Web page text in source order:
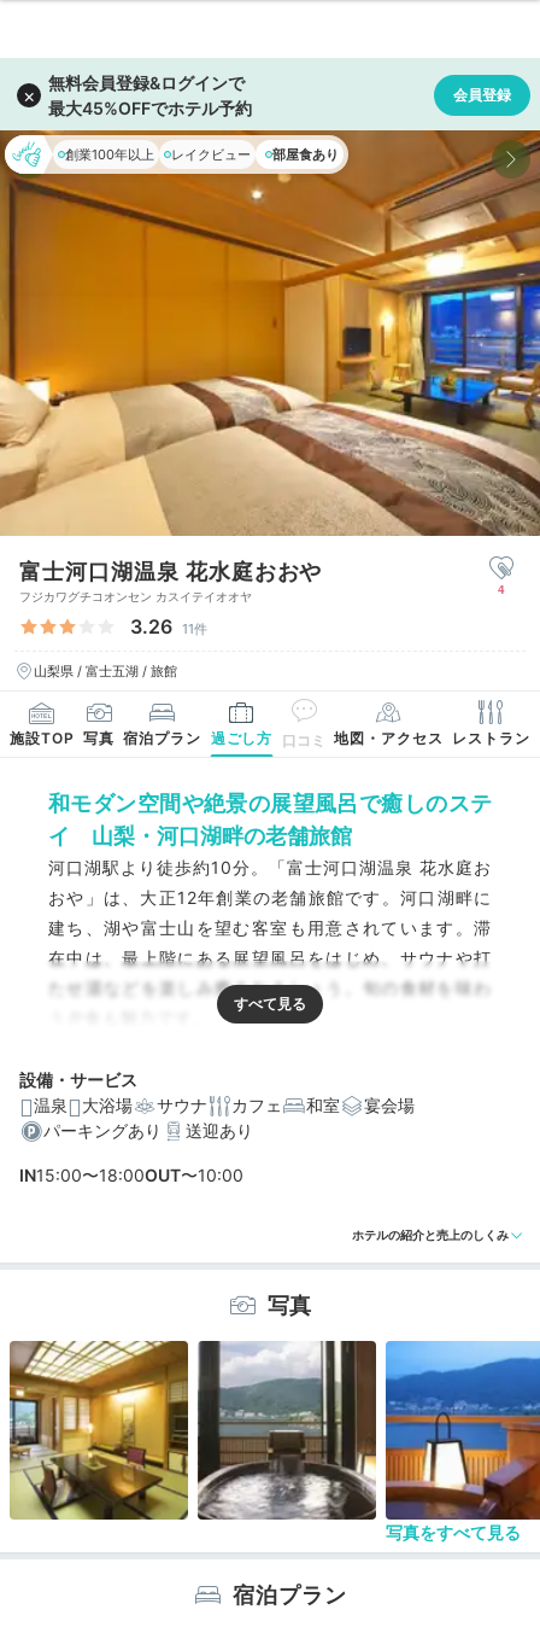
創業100年以上 レイクビュー 部屋食あり
富士河口湖温泉 花水庭おおや
フジカワグチコオンセン カスイテイオオヤ
3.26 11件
山梨県 / 富士五湖 / 旅館
4
施設TOP 写真 宿泊プラン 過ごし方 口コミ 地図・アクセス レストラン
和モダン空間や絶景の展望風呂で癒しのステ
イ 山梨・河口湖畔の老舗旅館
河口湖駅より徒歩約10分。「富士河口湖温泉 花水庭お
おや」は、大正12年創業の老舗旅館です。河口湖畔に
建ち、湖や富士山を望む客室も用意されています。滞
在中は、最上階にある展望風呂をはじめ、サウナや打
たせ湯などを楽しみ癒されましょう。旬の食材を味わ
編集部おすすめの３つのポイント
夕食は部屋食や個室食でのんびりと♪山梨名物も並ぶ会席
設備・サービス
温泉
大浴場 サウナ カフェ 和室
宴会場
パーキングあり
送迎あり
IN15:00〜18:00OUT〜10:00
ホテルの紹介と売上のしくみ
写真
写真をすべて見る
宿泊プラン